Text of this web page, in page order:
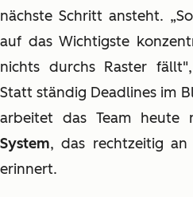
nächste Schritt ansteht.
auf das Wichtigste
nichts durchs Raster
Statt ständig Deadlines im
arbeitet das Team heute
System, das rechtzeitig an
erinnert.